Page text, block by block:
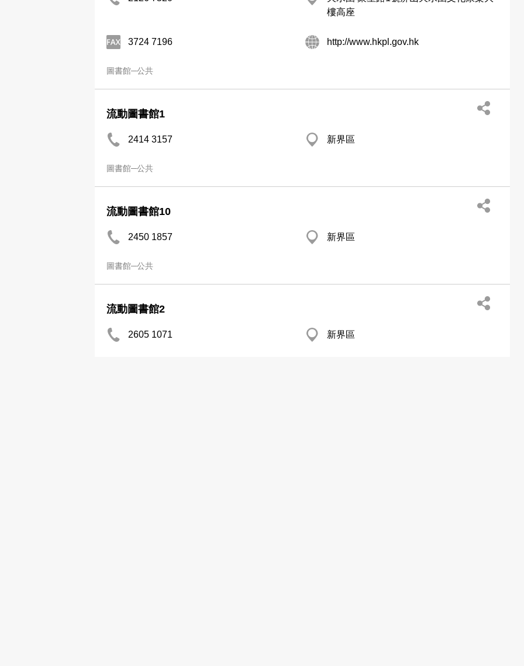
樓高座
3724 7196 http://www.hkpl.gov.hk
圖書館─公共
流動圖書館1
2414 3157 新界區
圖書館─公共
流動圖書館10
2450 1857 新界區
圖書館─公共
流動圖書館2
2605 1071 新界區